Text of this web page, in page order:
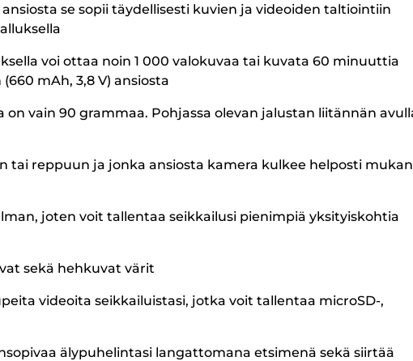
se sopii täydellisesti kuvien ja videoiden taltiointiin
voi ottaa noin 1 000 valokuvaa tai kuvata 60 minuuttia
mAh, 3,8 V) ansiosta
vain 90 grammaa. Pohjassa olevan jalustan liitännän
tai reppuun ja jonka ansiosta kamera kulkee helposti
joten voit tallentaa seikkailusi pienimpiä yksityiskohtia
sekä hehkuvat värit
videoita seikkailuistasi, jotka voit tallentaa microSD-,
älypuhelintasi langattomana etsimenä sekä siirtää